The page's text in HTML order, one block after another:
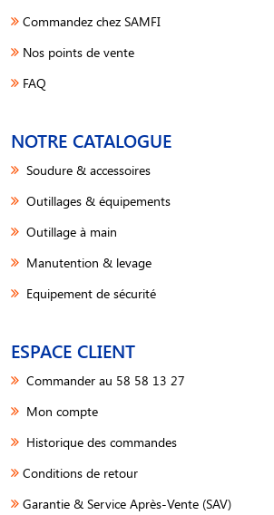
Commandez chez SAMFI
Nos points de vente
FAQ
NOTRE CATALOGUE
Soudure & accessoires
Outillages & équipements
Outillage à main
Manutention & levage
Equipement de sécurité
ESPACE CLIENT
Commander au 58 58 13 27
Mon compte
Historique des commandes
Conditions de retour
Garantie & Service Après-Vente (SAV)